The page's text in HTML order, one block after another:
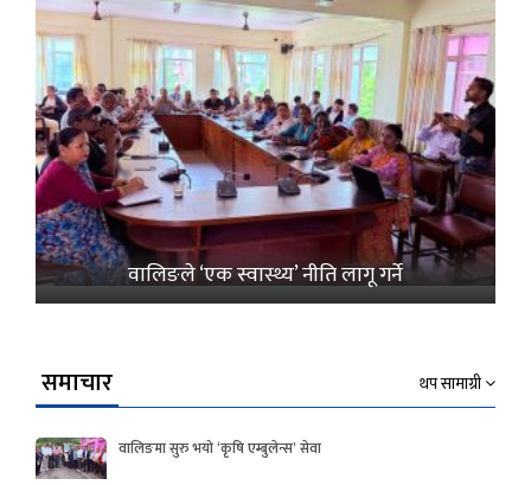
वालिङले ‘एक स्वास्थ्य’ नीति लागू गर्ने
समाचार थप सामाग्री
वालिङमा सुरु भयो ‘कृषि एम्बुलेन्स’ सेवा